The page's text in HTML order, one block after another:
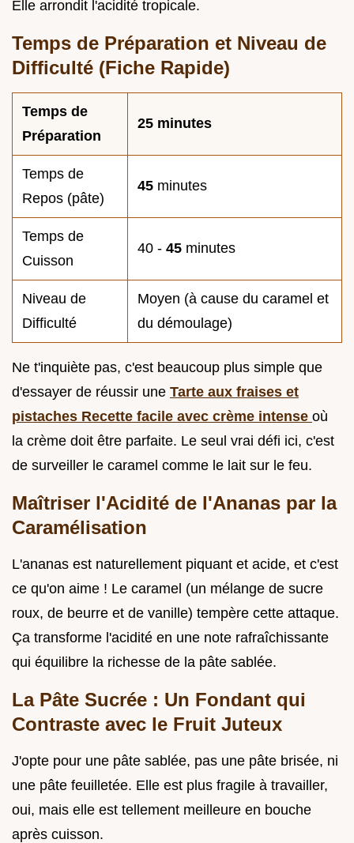
Elle arrondit l'acidité tropicale.
Temps de Préparation et Niveau de
Difficulté (Fiche Rapide)
Temps de
Préparation
25 minutes
Temps de
Repos (pâte)
45 minutes
Temps de
Cuisson
40 - 45 minutes
Niveau de
Difficulté
Moyen (à cause du caramel et
du démoulage)
Ne t'inquiète pas, c'est beaucoup plus simple que
d'essayer de réussir une Tarte aux fraises et
pistaches Recette facile avec crème intense où
la crème doit être parfaite. Le seul vrai défi ici, c'est
de surveiller le caramel comme le lait sur le feu.
Maîtriser l'Acidité de l'Ananas par la
Caramélisation
L'ananas est naturellement piquant et acide, et c'est
ce qu'on aime ! Le caramel (un mélange de sucre
roux, de beurre et de vanille) tempère cette attaque.
Ça transforme l'acidité en une note rafraîchissante
qui équilibre la richesse de la pâte sablée.
La Pâte Sucrée : Un Fondant qui
Contraste avec le Fruit Juteux
J'opte pour une pâte sablée, pas une pâte brisée, ni
une pâte feuilletée. Elle est plus fragile à travailler,
oui, mais elle est tellement meilleure en bouche
après cuisson.